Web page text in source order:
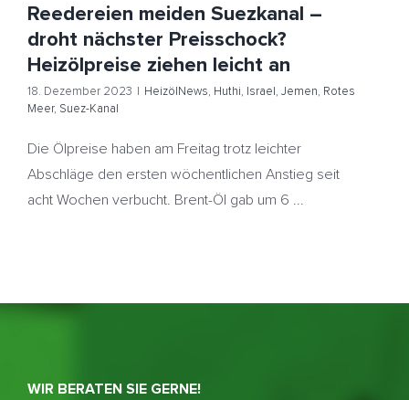
Reedereien meiden Suezkanal –
droht nächster Preisschock?
Heizölpreise ziehen leicht an
18. Dezember 2023 | HeizölNews, Huthi, Israel, Jemen, Rotes
Meer, Suez-Kanal
Die Ölpreise haben am Freitag trotz leichter
Abschläge den ersten wöchentlichen Anstieg seit
acht Wochen verbucht. Brent-Öl gab um 6 ...
WIR BERATEN SIE GERNE!